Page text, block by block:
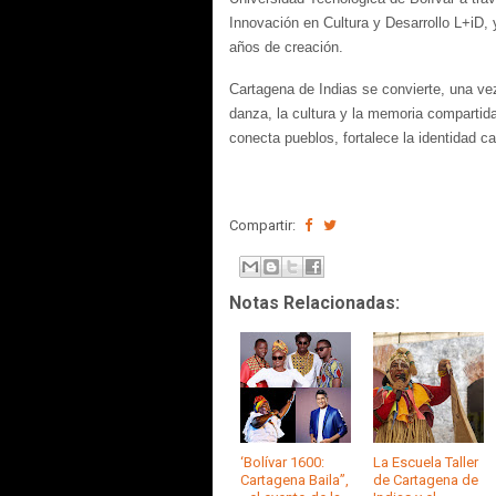
Innovación en Cultura y Desarrollo
años de creación.
Cartagena de Indias se convierte, una
danza, la cultura y la memoria
conecta pueblos, fortalece la identidad
Compartir:
Notas Relacionadas:
‘Bolívar 1600:
Cartagena Baila”,
La Escuela Taller
de Cartagena de